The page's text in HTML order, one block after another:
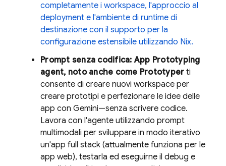
completamente i workspace, l'approccio al
deployment e l'ambiente di runtime di
destinazione con il supporto per la
configurazione estensibile utilizzando Nix.
Prompt senza codifica:App Prototyping
agent, noto anche come Prototyper ti
consente di creare nuovi workspace per
creare prototipi e perfezionare le idee delle
app con Gemini—senza scrivere codice.
Lavora con l'agente utilizzando prompt
multimodali per sviluppare in modo iterativo
un'app full stack (attualmente funziona per le
app web), testarla ed eseguirne il debug e